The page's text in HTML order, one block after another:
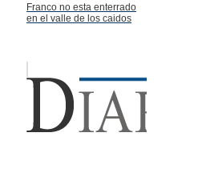
Franco no esta enterrado
en el valle de los caidos